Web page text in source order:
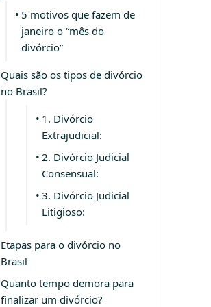
5 motivos que fazem de
janeiro o “mês do
divórcio”
Quais são os tipos de divórcio
no Brasil?
1. Divórcio
Extrajudicial:
2. Divórcio Judicial
Consensual:
3. Divórcio Judicial
Litigioso:
Etapas para o divórcio no
Brasil
Quanto tempo demora para
finalizar um divórcio?